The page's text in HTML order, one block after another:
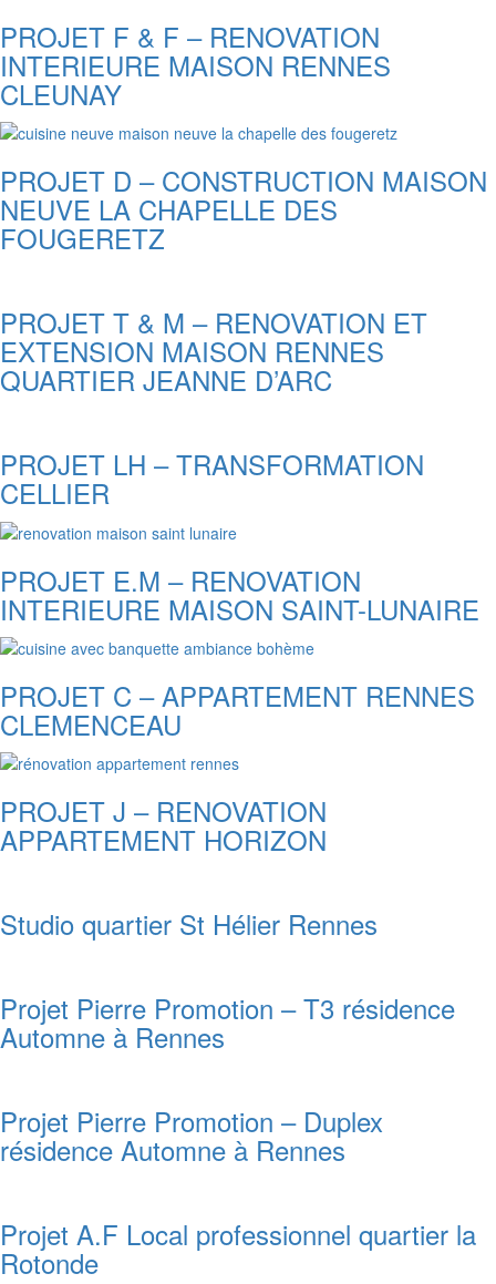
PROJET F & F – RENOVATION
INTERIEURE MAISON RENNES
CLEUNAY
PROJET D – CONSTRUCTION MAISON
NEUVE LA CHAPELLE DES
FOUGERETZ
PROJET T & M – RENOVATION ET
EXTENSION MAISON RENNES
QUARTIER JEANNE D’ARC
PROJET LH – TRANSFORMATION
CELLIER
PROJET E.M – RENOVATION
INTERIEURE MAISON SAINT-LUNAIRE
PROJET C – APPARTEMENT RENNES
CLEMENCEAU
PROJET J – RENOVATION
APPARTEMENT HORIZON
Studio quartier St Hélier Rennes
Projet Pierre Promotion – T3 résidence
Automne à Rennes
Projet Pierre Promotion – Duplex
résidence Automne à Rennes
Projet A.F Local professionnel quartier la
Rotonde